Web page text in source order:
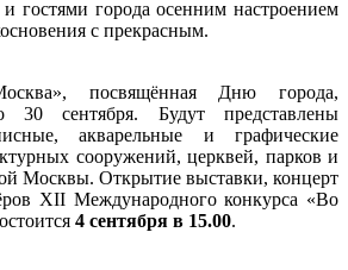
гостями города осенним настроением
с прекрасным.
посвящённая Дню города,
сентября. Будут представлены
акварельные и графические
сооружений, церквей, парков и
Москвы. Открытие выставки, концерт
XII Международного конкурса «Во
4 сентября в 15.00.